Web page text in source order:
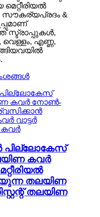
&
വെള്ളം, എണ്ണ,
പില്ലോകേസ്
കവർ
തലയിണ
തലയിണ